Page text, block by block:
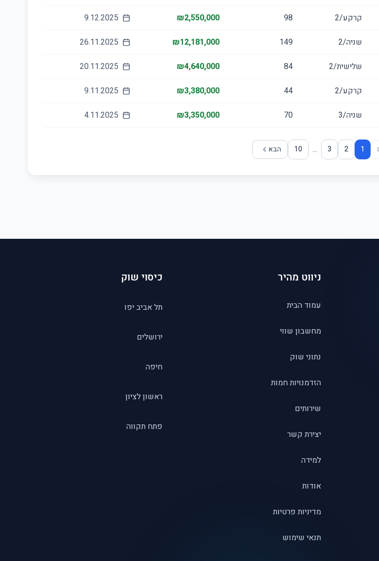
קרקע/2 98
₪2,550,000
9.12.2025
שניה/2 149
₪12,181,000
26.11.2025
שלישית/2 84
₪4,640,000
20.11.2025
קרקע/2 44
₪3,380,000
9.11.2025
שניה/3 70
₪3,350,000
4.11.2025
1
2
3
...
10 הבא
ניווט מהיר
עמוד הבית
מחשבון שווי
נתוני שוק
הזדמנויות חמות
שירותים
יצירת קשר
למידה
אודות
מדיניות פרטיות
תנאי שימוש
כיסוי שוק
תל אביב יפו
ירושלים
חיפה
ראשון לציון
פתח תקווה